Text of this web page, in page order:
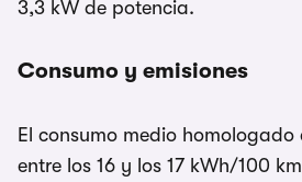
3,3 kW de potencia.
Consumo y emisiones
El consumo medio
entre los 16 y los 17 kWh/100